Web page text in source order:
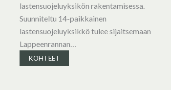
lastensuojeluyksikön rakentamisessa.
Suunniteltu 14-paikkainen
lastensuojeluyksikkö tulee sijaitsemaan
Lappeenrannan…
KOHTEET